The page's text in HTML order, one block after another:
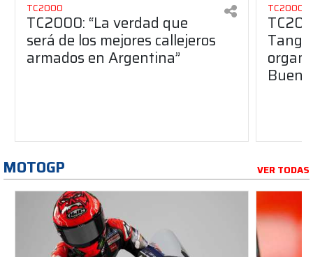
TC2000
TC2000: “La verdad que
será de los mejores callejeros
armados en Argentina”
TC2000
MOTOGP VER TODAS